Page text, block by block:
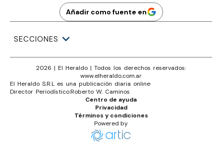
Añadir como fuente en
SECCIONES
2026 | El Heraldo | Todos los derechos reservados:
www.elheraldo.com.ar
El Heraldo S.R.L es una publicación diaria online·
Director Periodístico:Roberto W. Caminos
Términos y condiciones
Privacidad
Centro de ayuda
Powered by